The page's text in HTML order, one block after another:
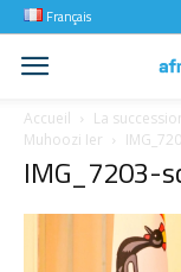
Français
Accueil
La
Muhoozi Ier
IMG_7203-